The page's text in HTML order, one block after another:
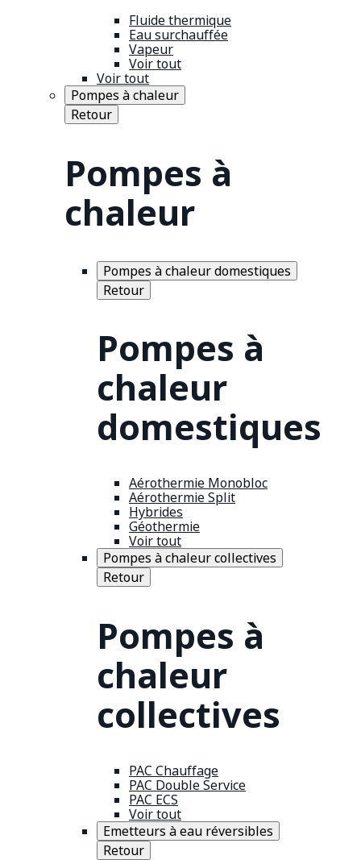
Fluide thermique
Eau surchauffée
Vapeur
Voir tout
Voir tout
Pompes à chaleur
Retour
Pompes à
chaleur
Pompes à chaleur domestiques
Retour
Pompes à
chaleur
domestiques
Aérothermie Monobloc
Aérothermie Split
Hybrides
Géothermie
Voir tout
Pompes à chaleur collectives
Retour
Pompes à
chaleur
collectives
PAC Chauffage
PAC Double Service
PAC ECS
Voir tout
Emetteurs à eau réversibles
Retour